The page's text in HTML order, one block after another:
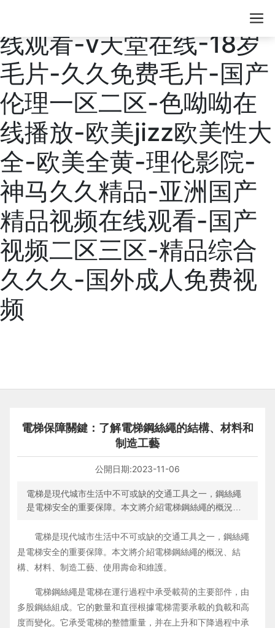
天天艹-欧美三级电影在
线观看-v天堂在线-18岁
毛片-久久免费毛片-国产
伦理一区二区-色呦呦在
线播放-欧美jizz欧美性大
全-欧美全黄-理伦影院-
神马久久精品-亚洲国产
精品视频在线观看-国产
视频二区三区-精品综合
久久久-国外成人免费视
频
電梯保障關鍵：了解電梯鋼絲繩的結構、材料和
制造工藝
公開日期:2023-11-06
電梯是現代城市生活中不可或缺的交通工具之一，鋼絲繩
是電梯安全的重要保障。本文將介紹電梯鋼絲繩的概況、
電梯是現代城市生活中不可或缺的交通工具之一，鋼絲繩
是電梯安全的重要保障。本文將介紹電梯鋼絲繩的概況、結
構、材料、制造工藝、使用壽命和維護。
電梯鋼絲繩是電梯在運行過程中承受載荷的主要部件，由
多股鋼絲組成。它的數量和直徑根據電梯需要承載的負載和高
度而變化。它承受電梯的整體重量，并在上升和下降過程中承